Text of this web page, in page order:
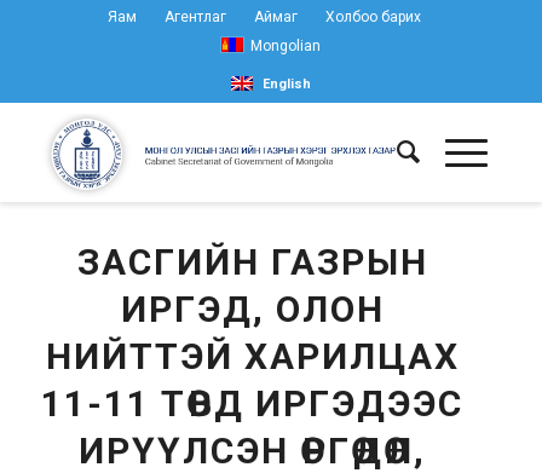
Яам Агентлаг Аймаг
Холбоо барих
Mongolian
English
ЗАСГИЙН ГАЗРЫН
ИРГЭД, ОЛОН
НИЙТТЭЙ ХАРИЛЦАХ
11-11 ТӨВД ИРГЭДЭЭС
ИРҮҮЛСЭН ӨРГӨДӨЛ,